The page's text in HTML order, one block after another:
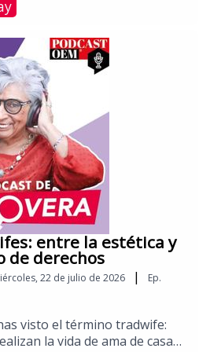
¿la están atacando por
mujer?Tan solo en el
de 2021 se registraron 908
es clara: hoy hay más
que nunca, pero
visibles las agresiones que
de ella.Charlamos con Carla
Jordan, abogada y consejera
para el período 2020-
leer más columnas de Sara
entre la estética y
de derechos
22 de julio de 2026 |
Ep.
visto el término tradwife:
la vida de ama de casa